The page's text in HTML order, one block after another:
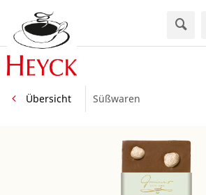
Übersicht Süßwaren